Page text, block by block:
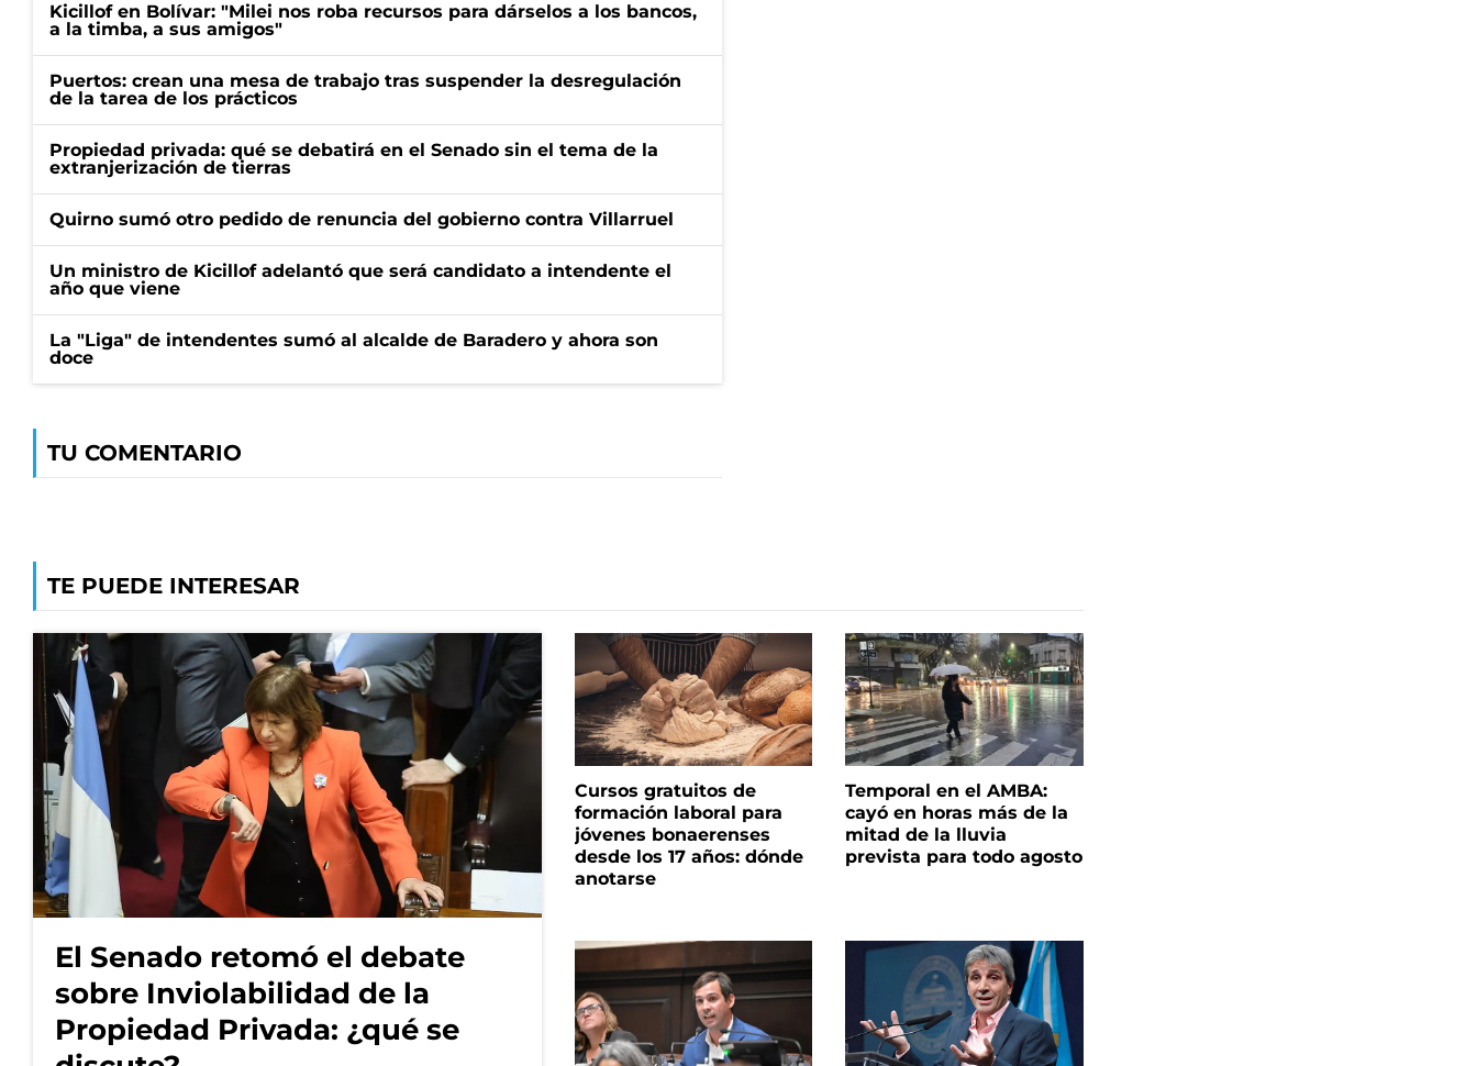
Kicillof en Bolívar: "Milei nos roba recursos para dárselos a los bancos,
a la timba, a sus amigos"
Puertos: crean una mesa de trabajo tras suspender la desregulación
de la tarea de los prácticos
Propiedad privada: qué se debatirá en el Senado sin el tema de la
extranjerización de tierras
Quirno sumó otro pedido de renuncia del gobierno contra Villarruel
Un ministro de Kicillof adelantó que será candidato a intendente el
año que viene
La "Liga" de intendentes sumó al alcalde de Baradero y ahora son
doce
TU COMENTARIO
TE PUEDE INTERESAR
El Senado retomó el debate
sobre Inviolabilidad de la
Propiedad Privada: ¿qué se
Cursos gratuitos de
formación laboral para
jóvenes bonaerenses
desde los 17 años: dónde
anotarse
Temporal en el AMBA:
cayó en horas más de la
mitad de la lluvia
prevista para todo agosto